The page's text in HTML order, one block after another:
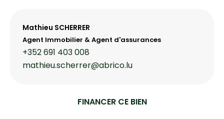
Mathieu SCHERRER
Agent Immobilier & Agent d'assurances
+352 691 403 008
mathieu.scherrer@abrico.lu
FINANCER CE BIEN